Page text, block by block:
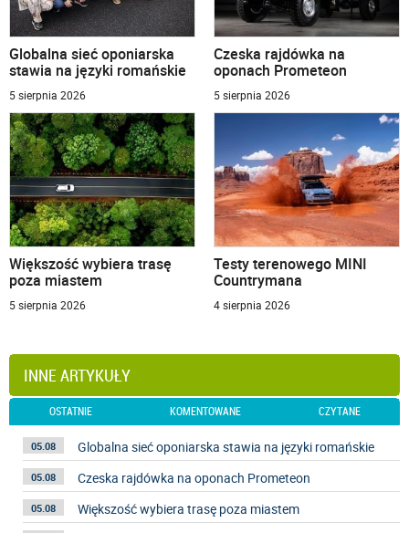
Globalna sieć oponiarska
stawia na języki romańskie
5 sierpnia 2026
Czeska rajdówka na
oponach Prometeon
5 sierpnia 2026
Większość wybiera trasę
poza miastem
5 sierpnia 2026
Testy terenowego MINI
Countrymana
4 sierpnia 2026
INNE ARTYKUŁY
OSTATNIE KOMENTOWANE CZYTANE
05.08 Globalna sieć oponiarska stawia na języki romańskie
05.08 Czeska rajdówka na oponach Prometeon
05.08 Większość wybiera trasę poza miastem